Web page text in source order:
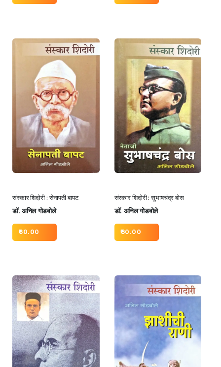
संस्कार शिदोरी : सेनापती बापट
डॉ. अनिल गोडबोले
60.00
संस्कार शिदोरी : सुभाषचंद्र बोस
डॉ. अनिल गोडबोले
60.00